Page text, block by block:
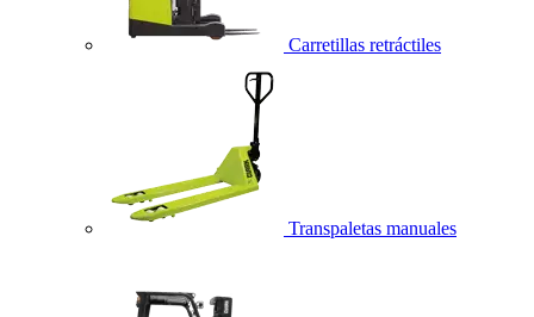
Carretillas retráctiles
Transpaletas manuales